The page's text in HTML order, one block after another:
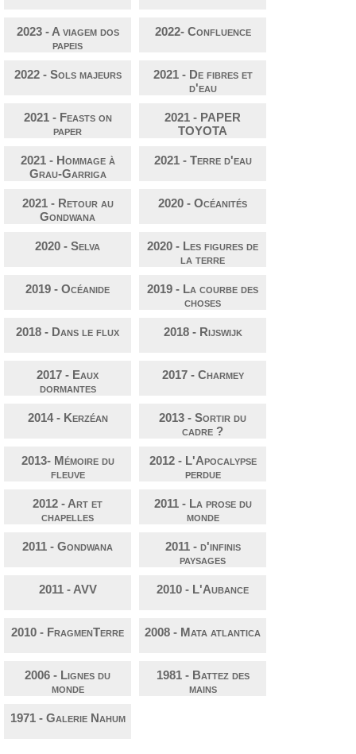
2023 - A viagem dos
papeis
2022- Confluence
2022 - Sols majeurs
2021 - De fibres et
d'eau
2021 - Feasts on
paper
2021 - PAPER
TOYOTA
2021 - Hommage à
Grau-Garriga
2021 - Terre d'eau
2021 - Retour au
Gondwana
2020 - Océanités
2020 - Selva
2020 - Les figures de
la terre
2019 - Océanide
2019 - La courbe des
choses
2018 - Dans le flux 2018 - Rijswijk
2017 - Eaux
dormantes
2017 - Charmey
2014 - Kerzéan
2013 - Sortir du
cadre ?
2013- Mémoire du
fleuve
2012 - L'Apocalypse
perdue
2012 - Art et
chapelles
2011 - La prose du
monde
2011 - Gondwana
2011 - d'infinis
paysages
2011 - AVV 2010 - L'Aubance
2010 - FragmenTerre 2008 - Mata atlantica
2006 - Lignes du
monde
1981 - Battez des
mains
1971 - Galerie Nahum